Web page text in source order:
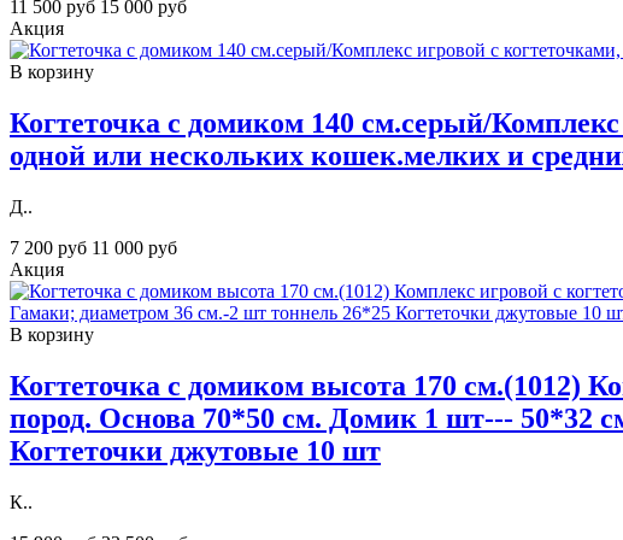
11 500 руб 15 000 руб
Акция
В корзину
Когтеточка с домиком 140 см.серый/
одной или нескольких кошек.мелких и
Д..
7 200 руб 11 000 руб
Акция
В корзину
Когтеточка с домиком высота 170 см.(1012)
пород. Основа 70*50 см. Домик 1 шт--- 50*32
Когтеточки джутовые 10 шт
К..